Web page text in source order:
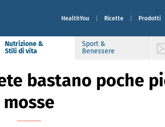
HealthYou Ricette Prodotti
Nutrizione &
Stili di vita
Sport &
Benessere
bastano poche
mosse